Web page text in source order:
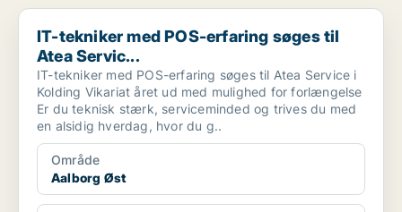
IT-tekniker med POS-erfaring søges til Atea Servic...
IT-tekniker med POS-erfaring søges til
Atea Servic...
IT-tekniker med POS-erfaring søges til Atea Service i
Kolding Vikariat året ud med mulighed for forlængelse
Er du teknisk stærk, serviceminded og trives du med
en alsidig hverdag, hvor du g..
Område
Aalborg Øst